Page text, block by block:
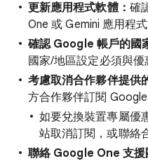
更新應用程式軟體： 確
One 或 Gemini 應用程式
確認 Google 帳戶的國
國家/地區設定必須與優
考慮取消合作夥伴提供
方合作夥伴訂閱 Google
如要兌換裝置專屬優
站取消訂閱，或聯絡
聯絡 Google One 支援